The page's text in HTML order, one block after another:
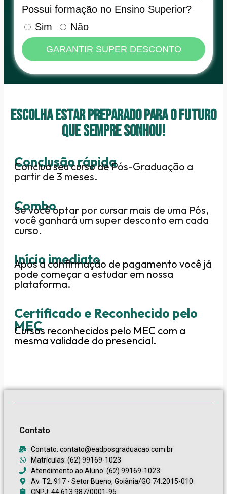
Possui formação no Ensino Superior?
Sim
Não
GARANTIR SUPER DESCONTO
ESCOLHA ESTAR PREPARADO PARA O FUTURO
QUE SEMPRE SONHOU!
Conclusão rápida
Conclua seu curso de Pós-Graduação a
partir de 3 meses.
Combo
Se você optar por cursar mais de uma Pós,
você ganhará um super desconto em cada
curso.
Início imediato
Após a confirmação de pagamento você já
pode começar a estudar em nossa
plataforma.
Certificado e Reconhecido pelo
MEC
Cursos reconhecidos pelo MEC com a
mesma validade do presencial.
Contato
Contato: contato@eadposgraduacao.com.br
Matrículas: (62) 99169-1023
Atendimento ao Aluno: (62) 99169-1023
Av. T2, 917 - Setor Bueno, Goiânia/GO 74.2015-010
CNPJ: 44.613.987/0001-95